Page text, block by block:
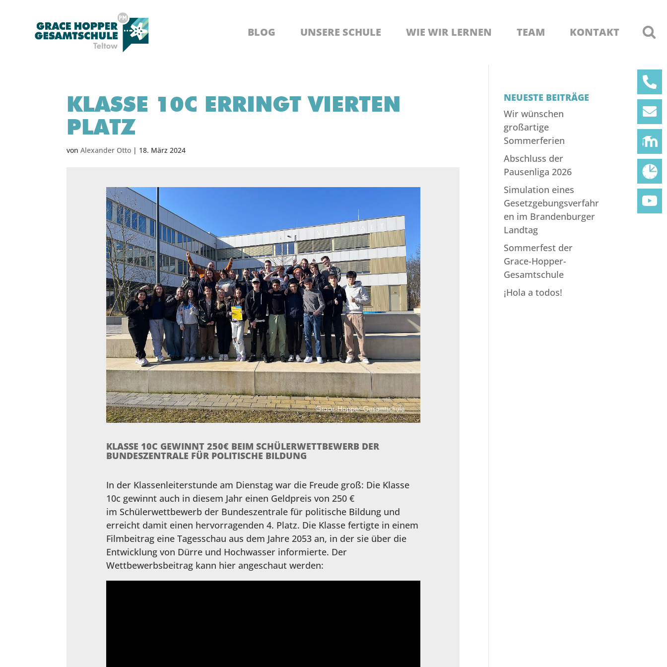
BLOG UNSERE SCHULE WIE WIR LERNEN TEAM KONTAKT
KLASSE 10C ERRINGT VIERTEN
PLATZ
vonAlexander Otto | 18. März 2024
KLASSE 10C GEWINNT 250€ BEIM SCHÜLERWETTBEWERB DER
BUNDESZENTRALE FÜR POLITISCHE BILDUNG
In der Klassenleiterstunde am Dienstag war die Freude groß: Die Klasse
10c gewinnt auch in diesem Jahr einen Geldpreis von 250 €
im Schülerwettbewerb der Bundeszentrale für politische Bildung und
erreicht damit einen hervorragenden 4. Platz. Die Klasse fertigte in einem
Filmbeitrag eine Tagesschau aus dem Jahre 2053 an, in der sie über die
Entwicklung von Dürre und Hochwasser informierte. Der
Wettbewerbsbeitrag kann hier angeschaut werden:
NEUESTE BEITRÄGE
Wir wünschen
großartige
Sommerferien
Abschluss der
Pausenliga 2026
Simulation eines
Gesetzgebungsverfahr
en im Brandenburger
Landtag
Sommerfest der
Grace-Hopper-
Gesamtschule
¡Hola a todos!